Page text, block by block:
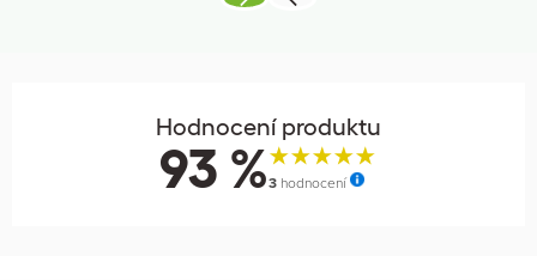
Hodnocení produktu
93 %3 hodnocení